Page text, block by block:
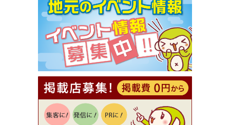
【ジモア限定①】初回割引 特価 VIO脱毛11,000円
⇒8,800円（メンズ専門ワックス脱毛サロン Mickle
（ミックル））
[有効期限]2026年9月30日
【ジモア読者特典2】コース 3,500円→3,000円（料
理5品+2時間飲み放題）（創作イタリアン Pia Cu
ore（ピアクオーレ））
[有効期限]2026年9月30日
【ジモア読者特典1】料理全品20％OFF ※18時以
降（創作イタリアン Pia Cuore（ピアクオーレ））
[有効期限]2026年9月30日